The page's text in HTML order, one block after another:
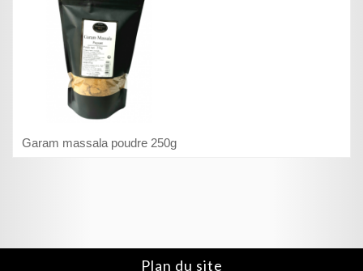
Garam massala poudre 250g
Plan du site